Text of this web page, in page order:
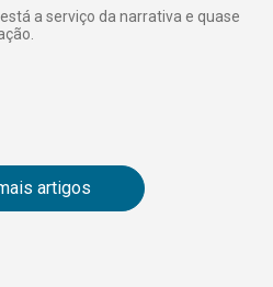
a serviço da narrativa e quase
artigos